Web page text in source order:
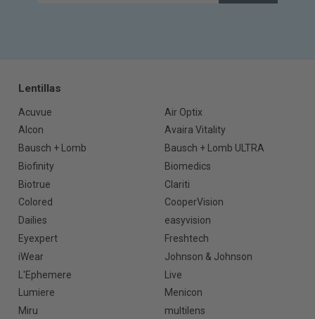
Lentillas
Acuvue
Air Optix
Alcon
Avaira Vitality
Bausch + Lomb
Bausch + Lomb ULTRA
Biofinity
Biomedics
Biotrue
Clariti
Colored
CooperVision
Dailies
easyvision
Eyexpert
Freshtech
iWear
Johnson & Johnson
L'Ephemere
Live
Lumiere
Menicon
Miru
multilens